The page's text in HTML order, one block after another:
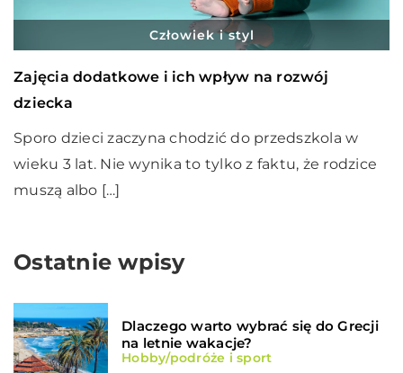
Człowiek i styl
Zajęcia dodatkowe i ich wpływ na rozwój
dziecka
Sporo dzieci zaczyna chodzić do przedszkola w
wieku 3 lat. Nie wynika to tylko z faktu, że rodzice
muszą albo […]
Ostatnie wpisy
Dlaczego warto wybrać się do Grecji
na letnie wakacje?
Hobby/podróże i sport